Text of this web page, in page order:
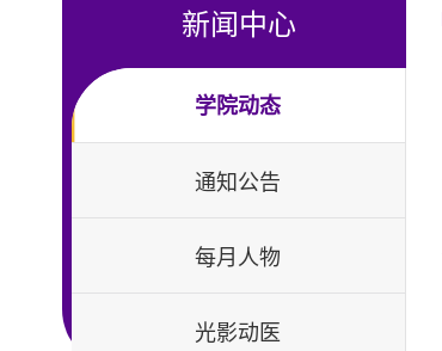
新闻中心
学院动态
通知公告
每月人物
光影动医